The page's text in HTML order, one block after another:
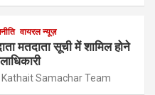
वायरल न्यूज़
मतदाता सूची में शामिल होने
Kathait Samachar Team